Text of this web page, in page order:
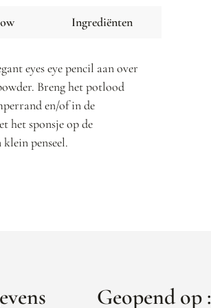
Ingrediënten
eyes eye pencil aan over
Breng het potlood
en/of in de
het sponsje op de
penseel.
Geopend op :